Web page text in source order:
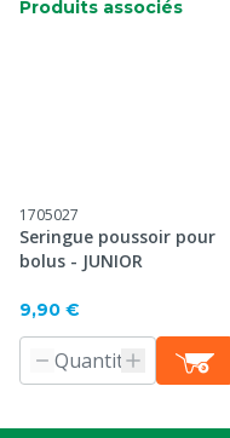
Produits associés
1705027
Seringue poussoir pour
bolus - JUNIOR
9,90 €